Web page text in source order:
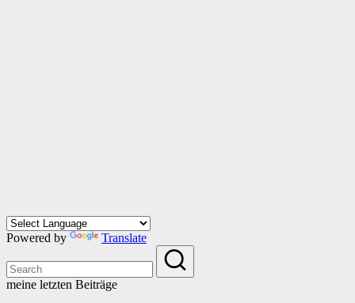
Powered by Translate
meine letzten Beiträge